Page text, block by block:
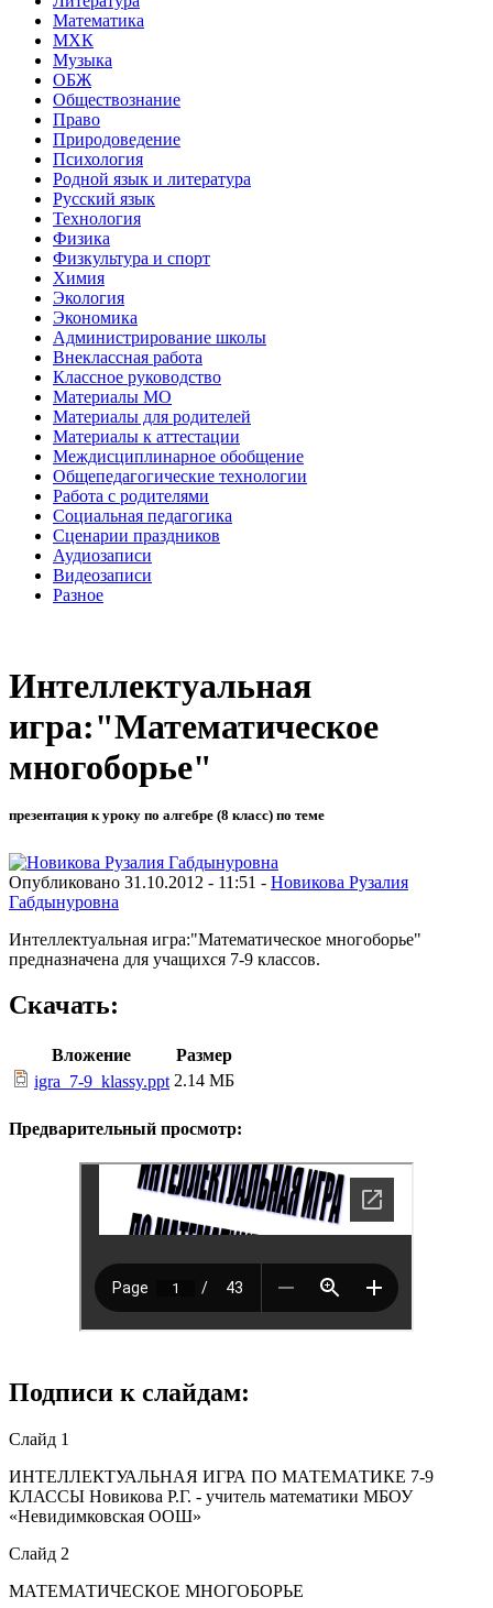
Математика
МХК
Музыка
ОБЖ
Обществознание
Право
Природоведение
Психология
Родной язык и литература
Русский язык
Технология
Физика
Физкультура и спорт
Химия
Экология
Экономика
Администрирование школы
Внеклассная работа
Классное руководство
Материалы МО
Материалы для родителей
Материалы к аттестации
Междисциплинарное обобщение
Общепедагогические технологии
Работа с родителями
Социальная педагогика
Сценарии праздников
Аудиозаписи
Видеозаписи
Разное
Интеллектуальная
игра:"Математическое
многоборье"
презентация к уроку по алгебре (8 класс) по теме
Опубликовано 31.10.2012 - 11:51 - Новикова Рузалия
Габдынуровна
Интеллектуальная игра:"Математическое многоборье"
предназначена для учащихся 7-9 классов.
Скачать:
Вложение
Размер
igra_7-9_klassy.ppt 2.14 МБ
Предварительный просмотр:
Подписи к слайдам:
Слайд 1
ИНТЕЛЛЕКТУАЛЬНАЯ ИГРА ПО МАТЕМАТИКЕ 7-9
КЛАССЫ Новикова Р.Г. - учитель математики МБОУ
«Невидимковская ООШ»
Слайд 2
МАТЕМАТИЧЕСКОЕ МНОГОБОРЬЕ